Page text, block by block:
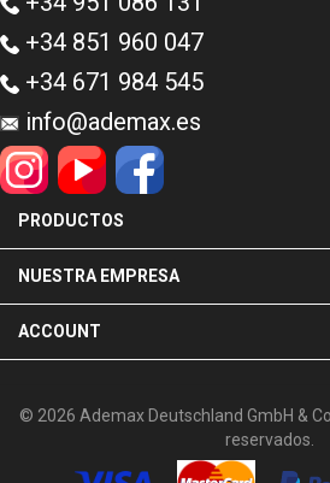
+34 851 960 047
+34 671 984 545
info@ademax.es
PRODUCTOS
NUESTRA EMPRESA
ACCOUNT
© 2026 Ademax Deutschland GmbH &
reservados.